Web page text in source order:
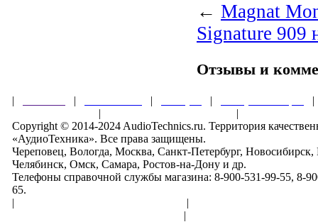
← Magnat
Signature 909
Отзывы и
| | | |
|
|
Copyright © 2014-2024 AudioTechnics.ru. Территория
«АудиоТехника». Все права защищены.
Череповец, Вологда, Москва, Санкт-Петербург,
Челябинск, Омск, Самара, Ростов-на-Дону и др.
Телефоны справочной службы магазина: 8-900-531-99-55, 8-
65.
|
|
|